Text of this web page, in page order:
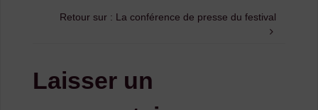
Retour sur : La conférence de presse du festival
Laisser un